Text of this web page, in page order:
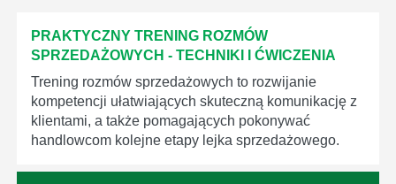
PRAKTYCZNY TRENING ROZMÓW
SPRZEDAŻOWYCH - TECHNIKI I ĆWICZENIA
Trening rozmów sprzedażowych to rozwijanie
kompetencji ułatwiających skuteczną komunikację z
klientami, a także pomagających pokonywać
handlowcom kolejne etapy lejka sprzedażowego.